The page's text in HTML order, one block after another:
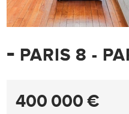
- PARIS 8 -
400 000 €